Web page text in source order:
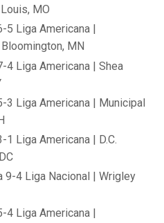
MO
Liga Americana |
MN
4 Liga Americana | Shea
3 Liga Americana | Municipal
Liga Americana | D.C.
9-4 Liga Nacional | Wrigley
Liga Americana |